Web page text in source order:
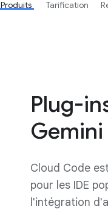
Plug-
Cloud Code
pour les IDE
l'intégration
Produits Tarification